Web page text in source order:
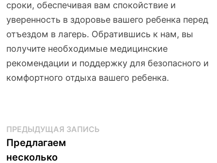
сроки, обеспечивая вам спокойствие и
уверенность в здоровье вашего ребенка перед
отъездом в лагерь. Обратившись к нам, вы
получите необходимые медицинские
рекомендации и поддержку для безопасного и
комфортного отдыха вашего ребенка.
Навигация
по
ПРЕДЫДУЩАЯ ЗАПИСЬПредыдущая
Предлагаем
несколько